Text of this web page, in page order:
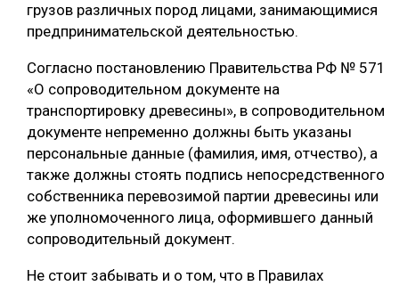
грузов различных пород лицами, занимающимися
предпринимательской деятельностью.
Согласно постановлению Правительства РФ № 571
«О сопроводительном документе на
транспортировку древесины», в сопроводительном
документе непременно должны быть указаны
персональные данные (фамилия, имя, отчество), а
также должны стоять подпись непосредственного
собственника перевозимой партии древесины или
же уполномоченного лица, оформившего данный
сопроводительный документ.
Не стоит забывать и о том, что в Правилах